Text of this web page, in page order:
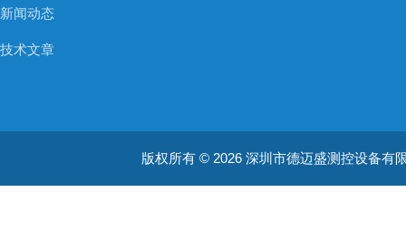
新闻动态
技术文章
版权所有 © 2026 深圳市德迈盛测控设备